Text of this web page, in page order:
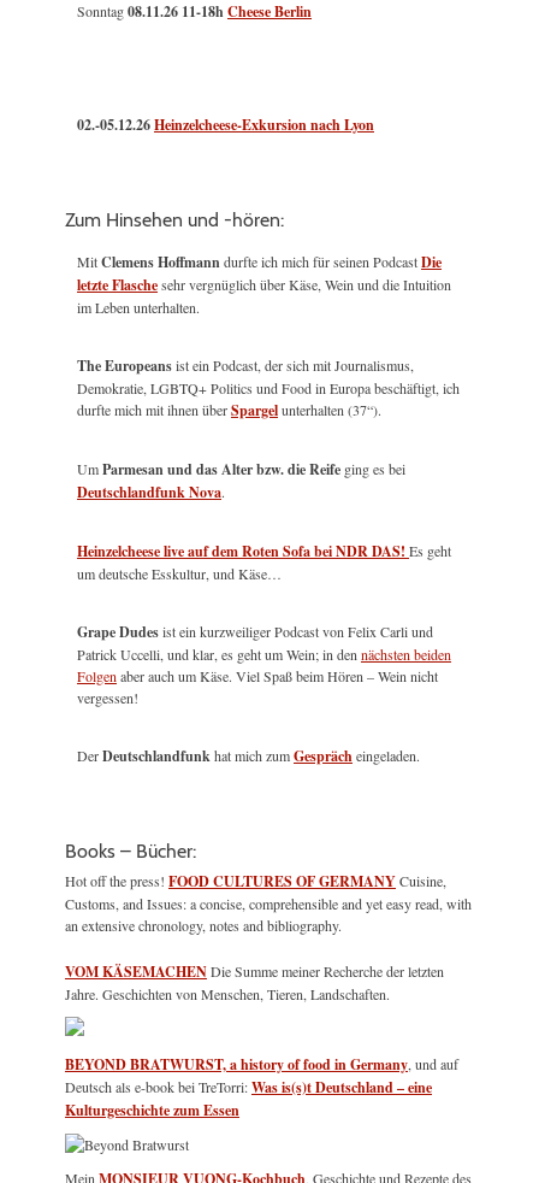
Sonntag08.11.26 11-18hCheese Berlin
02.-05.12.26Heinzelcheese-Exkursion nach Lyon
Zum Hinsehen und -hören:
MitClemens Hoffmanndurfte ich mich für seinen PodcastDie
letzte Flaschesehr vergnüglich über Käse, Wein und die Intuition
im Leben unterhalten.
The Europeansist ein Podcast, der sich mit Journalismus,
Demokratie, LGBTQ+ Politics und Food in Europa beschäftigt, ich
durfte mich mit ihnen überSpargelunterhalten (37“).
UmParmesan und das Alter bzw. die Reife ging es bei
Deutschlandfunk Nova.
Heinzelcheese live auf dem Roten Sofa bei NDR DAS! Es geht
um deutsche Esskultur, und Käse…
Grape Dudesist ein kurzweiliger Podcast von Felix Carli und
Patrick Uccelli, und klar, es geht um Wein; in dennächsten beiden
Folgenaber auch um Käse. Viel Spaß beim Hören – Wein nicht
vergessen!
DerDeutschlandfunkhat mich zumGesprächeingeladen.
Books – Bücher:
Hot off the press! FOOD CULTURES OF GERMANYCuisine,
Customs, and Issues: a concise, comprehensible and yet easy read, with
an extensive chronology, notes and bibliography.
VOM KÄSEMACHENDie Summe meiner Recherche der letzten
Jahre. Geschichten von Menschen, Tieren, Landschaften.
BEYOND BRATWURST, a history of food in Germany, und auf
Deutsch als e-book bei TreTorri:Was is(s)t Deutschland – eine
Kulturgeschichte zum Essen
Mein , Geschichte und Rezepte des